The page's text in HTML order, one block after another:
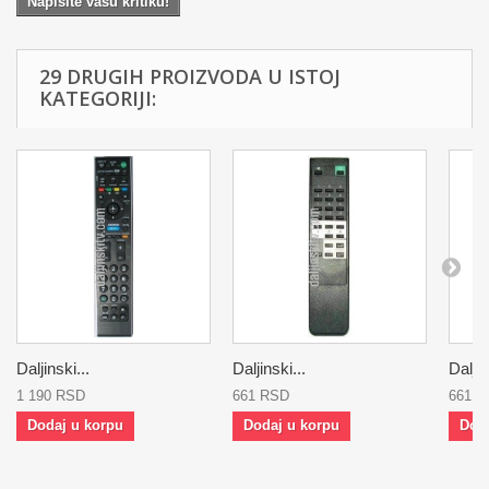
29 DRUGIH PROIZVODA U ISTOJ
KATEGORIJI:
Daljinski...
1 190 RSD
Dodaj u korpu
Daljinski...
661 RSD
Dodaj u korpu
661